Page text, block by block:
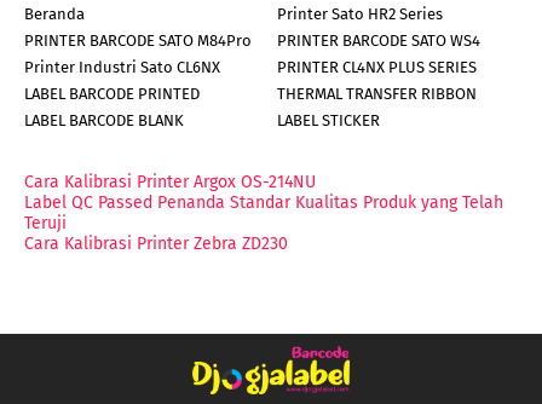
Beranda
Printer Sato HR2 Series
PRINTER BARCODE SATO M84Pro
PRINTER BARCODE SATO WS4
Printer Industri Sato CL6NX
PRINTER CL4NX PLUS SERIES
LABEL BARCODE PRINTED
THERMAL TRANSFER RIBBON
LABEL BARCODE BLANK
LABEL STICKER
Cara Kalibrasi Printer Argox OS-214NU
Label QC Passed Penanda Standar Kualitas Produk yang Telah
Teruji
Cara Kalibrasi Printer Zebra ZD230